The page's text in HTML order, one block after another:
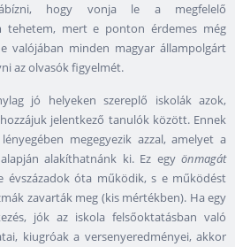
hogy vonja le a megfelelő
tehetem, mert e ponton érdemes még
valójában minden magyar állampolgárt
az olvasók figyelmét.
jó helyeken szereplő iskolák azok,
jelentkező tanulók között. Ennek
megegyezik azzal, amelyet a
alakíthatnánk ki. Ez egy önmagát
évszázadok óta működik, s e működést
zavarták meg (kis mértékben). Ha egy
jók az iskola felsőoktatásban való
kiugróak a versenyeredményei, akkor